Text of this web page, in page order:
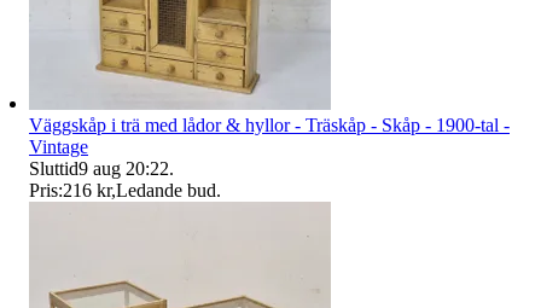
Väggskåp i trä med lådor & hyllor - Träskåp - Skåp - 1900-tal -
Vintage
Sluttid9 aug 20:22.
Pris:216 kr,Ledande bud.